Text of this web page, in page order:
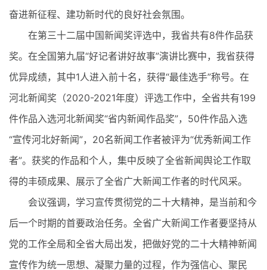
奋进新征程、建功新时代的良好社会氛围。
在第三十二届中国新闻奖评选中，我省共有8件作品获
奖。在全国第九届“好记者讲好故事”演讲比赛中，我省获得
优异成绩，其中1人进入前十名，获得“最佳选手”称号。在
河北新闻奖（2020-2021年度）评选工作中，全省共有199
件作品入选河北新闻奖“省内新闻作品奖”，50件作品入选
“宣传河北好新闻”，20名新闻工作者被评为“优秀新闻工作
者”。获奖的作品和个人，集中反映了全省新闻舆论工作取
得的丰硕成果、展示了全省广大新闻工作者的时代风采。
会议强调，学习宣传贯彻党的二十大精神，是当前和今
后一个时期的首要政治任务。全省广大新闻工作者要坚持从
党的工作全局和全省大局出发，把做好党的二十大精神新闻
宣传作为统一思想、凝聚力量的过程，作为强信心、聚民